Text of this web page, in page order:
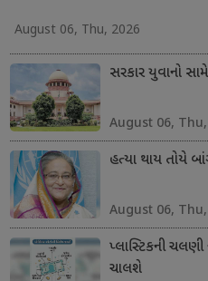
August 06, Thu, 2026
સરકાર યુવાનો
August 06,
હત્યા થાય તોયે
August 06,
પ્લાસ્ટિકની
ચાલશે